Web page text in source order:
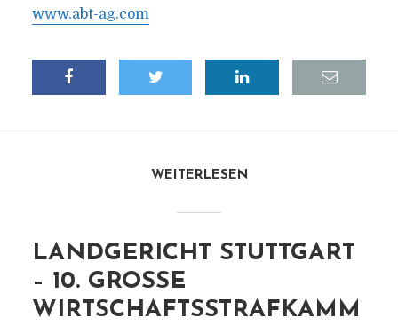
www.abt-ag.com
WEITERLESEN
LANDGERICHT STUTTGART
– 10. GROSSE W
IRTSCHAFTSSTRAFKAMME